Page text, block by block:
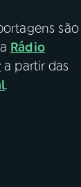
são
Rádio
a partir das
.